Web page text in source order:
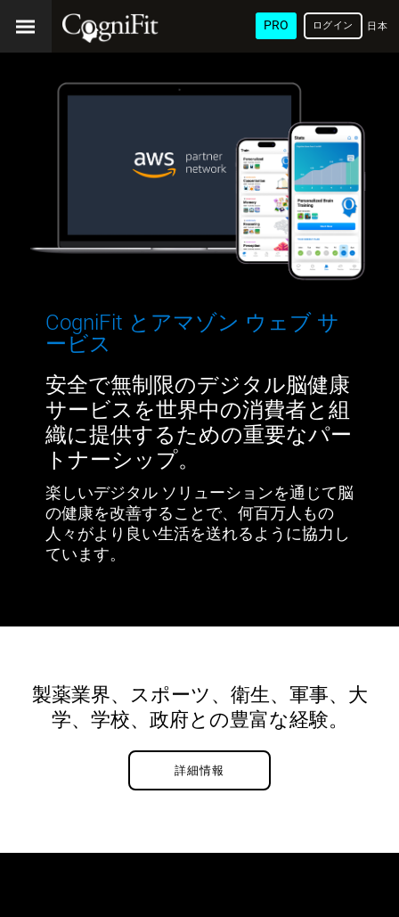
PRO 日本
ログイン
CogniFit とアマゾン ウェブ サ
ービス
安全で無制限のデジタル脳健康
サービスを世界中の消費者と組
織に提供するための重要なパー
トナーシップ。
楽しいデジタル ソリューションを通じて脳
の健康を改善することで、何百万人もの
人々がより良い生活を送れるように協力し
ています。
製薬業界、スポーツ、衛生、軍事、大
学、学校、政府との豊富な経験。
詳細情報